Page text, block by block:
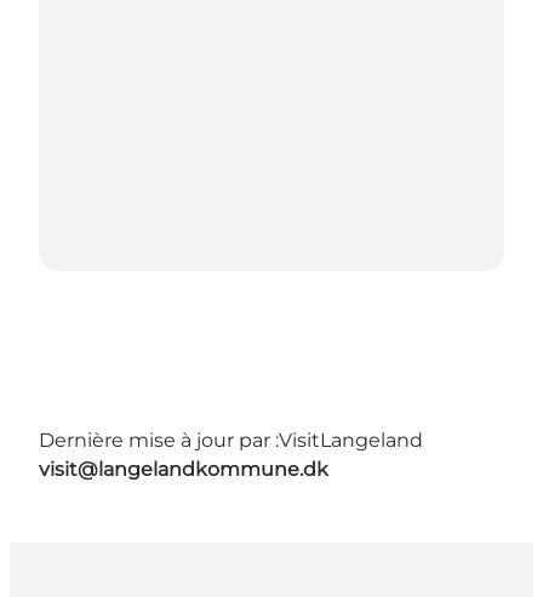
Dernière mise à jour par :VisitLangeland
visit@langelandkommune.dk